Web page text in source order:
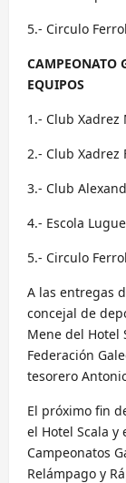
5.- Circulo
CAMPEONATO
EQUIPOS
1.- Club Xadrez
2.- Club Xadrez
3.- Club
4.- Escola
5.- Circulo
A las entregas
concejal de
Mene del Hotel
Federación
tesorero
El próximo fin
el Hotel Scala y
Campeonatos
Relámpago y